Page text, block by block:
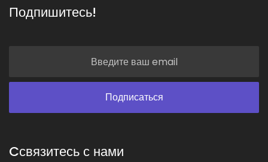
Подпишитесь!
Cсвязитесь с нами